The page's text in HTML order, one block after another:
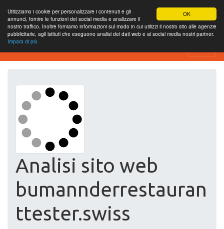
OK
Utilizziamo i cookie per personalizzare i contenuti e gli
annunci, fornire le funzioni dei social media e analizzare il
nostro traffico. Inoltre forniamo informazioni sul modo in cui utilizzi il nostro sito alle agenzie
pubblicitarie, agli istituti che eseguono analisi dei dati web e ai social media nostri partner.
Impara di più
Website-SEO-Überprüfung
Analisi sito web
bumannderrestauran
ttester.swiss